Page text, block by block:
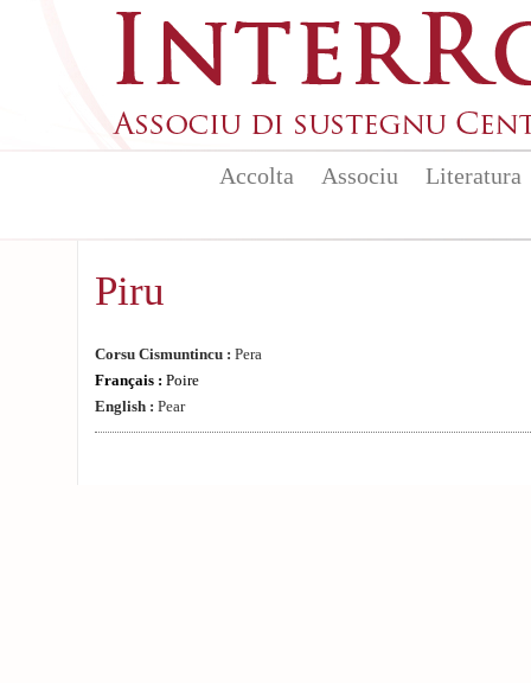
Accolta Associu Literatura
Piru
Corsu Cismuntincu : Pera
Français : Poire
English : Pear